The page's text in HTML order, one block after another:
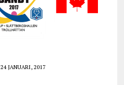
24 JANUARI, 2017